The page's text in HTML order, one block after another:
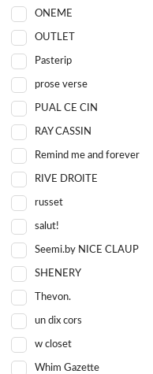
ONEME
OUTLET
Pasterip
prose verse
PUAL CE CIN
RAY CASSIN
Remind me and forever
RIVE DROITE
russet
salut!
Seemi.by NICE CLAUP
SHENERY
Thevon.
un dix cors
w closet
Whim Gazette